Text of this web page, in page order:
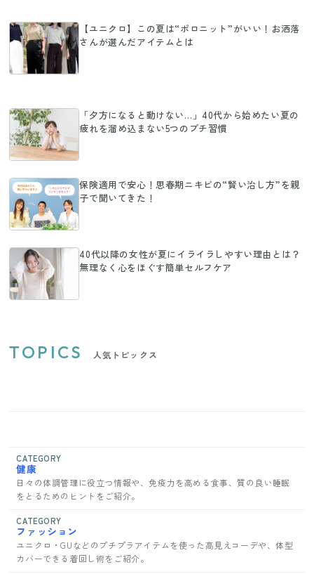
【ユニクロ】この夏は“ポロニット”がいい！お洒落
さんが選んだアイテムとは
「夕方になると動けない…」40代から始めたい夏の
疲れを溜め込まない5つのプチ習慣
保険適用で安心！思春期ニキビの“賢い治し方”を親
子で聞いてきた！
40代以降の女性が夏にイライラしやすい理由とは？
無理なく心をほぐす簡単セルフケア
TOPICS 人気トピックス
CATEGORY
健康
日々の体調管理に役立つ情報や、免疫力を高める食事、質の良い睡眠
をとるためのヒントをご紹介。
CATEGORY
ファッション
ユニクロ・GUなどのプチプラアイテムを使った高見えコーデや、体型
カバーできる着回し術をご紹介。